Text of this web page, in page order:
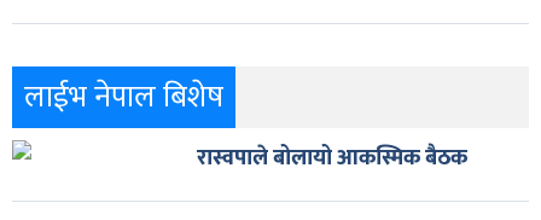
लाईभ नेपाल बिशेष
रास्वपाले बोलायो आकस्मिक बैठक